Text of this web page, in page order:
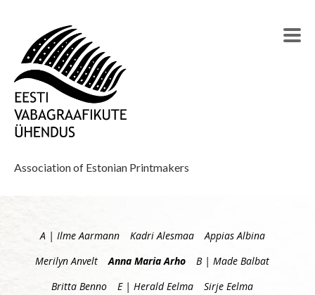
Association of Estonian Printmakers
A | Ilme Aarmann Kadri Alesmaa
Appias Albina
Merilyn Anvelt
Anna Maria Arho
B | Made Balbat
Britta Benno
E | Herald Eelma
Sirje Eelma